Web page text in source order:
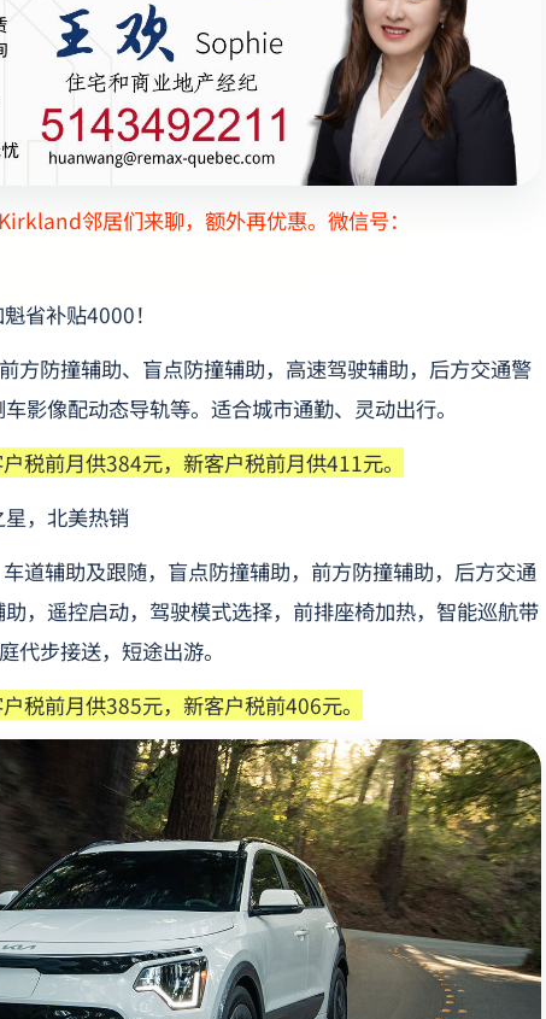
Kirkland邻居们来聊，额外再优惠。微信号：
省补贴4000！
方防撞辅助、盲点防撞辅助，高速驾驶辅助，后方交通警
影像配动态导轨等。适合城市通勤、灵动出行。
税前月供384元，新客户税前月供411元。
，北美热销
道辅助及跟随，盲点防撞辅助，前方防撞辅助，后方交通
，遥控启动，驾驶模式选择，前排座椅加热，智能巡航带
步接送，短途出游。
税前月供385元，新客户税前406元。